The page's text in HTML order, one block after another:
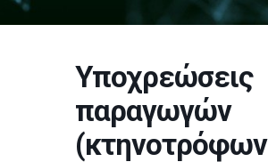
Υποχρεώσεις
παραγωγών
(κτηνοτρόφων